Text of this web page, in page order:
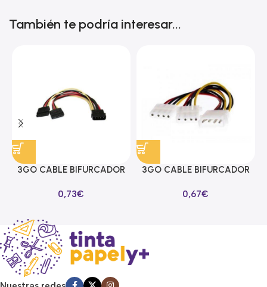
También te podría interesar...
3GO CABLE BIFURCADOR
0,73€
3GO CABLE BIFURCADOR
0,67€